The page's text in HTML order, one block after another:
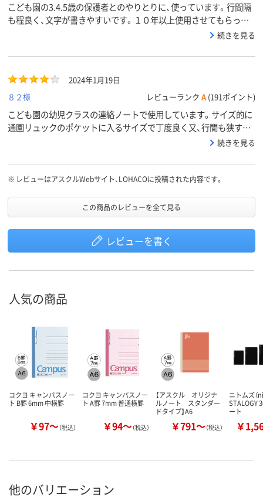
こども園の3.4.5歳の保護者とのやりとりに、使っています。行間隔
も程良く、文字が書きやすいです。１０年以上使用させてもらって
続きを見る
2024年1月19日
８２様
レビューランク A (191ポイント)
こども園の幼児クラスの連絡ノートで使用しています。サイズ的に
通園リュックのポケットに入るサイズで丁度良く又、行間も狭すぎ
ず、広すぎず書きやすいです。長年愛用させてもらっています。
続きを見る
※ レビューはアスクルWebサイト、LOHACOに投稿された内容です。
この商品のレビューを全て見る
レビューを書く
人気の商品
コクヨ キャンパスノー
ト B罫 6mm 中横罫
￥97～（税込）
コクヨ キャンパスノー
ト A罫 7mm 普通横罫
￥94～（税込）
【アスクル オリジナ
ルノート スタンダー
ドタイプ】A6
￥791～（税込）
ニトムズ（
STALOGY
ート
￥
他のバリエーション